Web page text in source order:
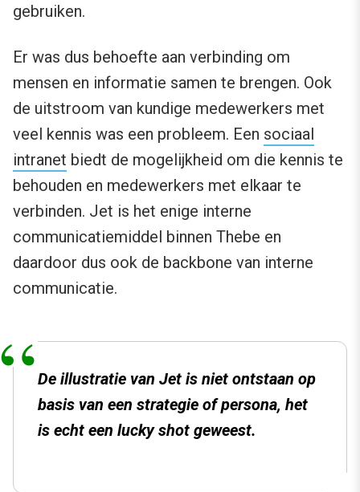
gebruiken.
Er was dus behoefte aan verbinding om
mensen en informatie samen te brengen. Ook
de uitstroom van kundige medewerkers met
veel kennis was een probleem. Een sociaal
intranet biedt de mogelijkheid om die kennis te
behouden en medewerkers met elkaar te
verbinden. Jet is het enige interne
communicatiemiddel binnen Thebe en
daardoor dus ook de backbone van interne
communicatie.
De illustratie van Jet is niet ontstaan op
basis van een strategie of persona, het
is echt een lucky shot geweest.